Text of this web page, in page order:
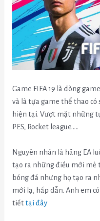
Game FIFA 19 là dòng
và là tựa game thể thao
hiện tại. Vượt mặt những
PES, Rocket league…..
Nguyên nhân là hãng EA
tạo ra những điều mới mẻ
bóng đá nhưng họ tạo ra
mới lạ, hấp dẫn. Anh em
tiếttại đây